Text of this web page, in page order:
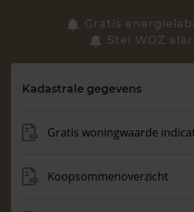
Zoek een woning
Maandag t/m vrijdag - 08:00 -18:00
Gratis
Stel WOZ
Kadastrale gegevens
Gratis woningwaarde
Koopsommenoverzicht